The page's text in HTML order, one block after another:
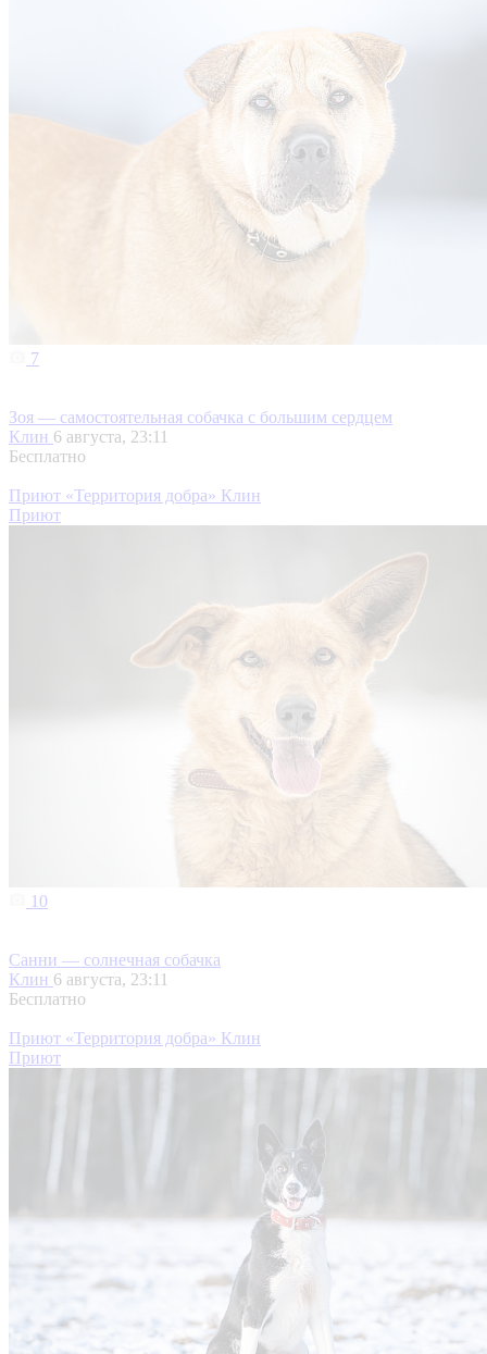
7
Зоя — самостоятельная собачка с большим сердцем
Клин 6 августа, 23:11
Бесплатно
Приют «Территория добра» Клин
Приют
10
Санни — солнечная собачка
Клин 6 августа, 23:11
Бесплатно
Приют «Территория добра» Клин
Приют